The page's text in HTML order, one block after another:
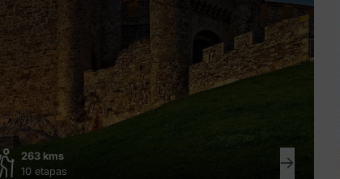
263 kms
10 etapas